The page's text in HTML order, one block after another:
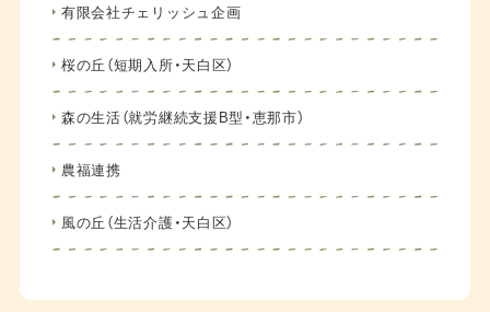
有限会社チェリッシュ企画
桜の丘（短期入所・天白区）
森の生活（就労継続支援B型・恵那市）
農福連携
風の丘（生活介護・天白区）